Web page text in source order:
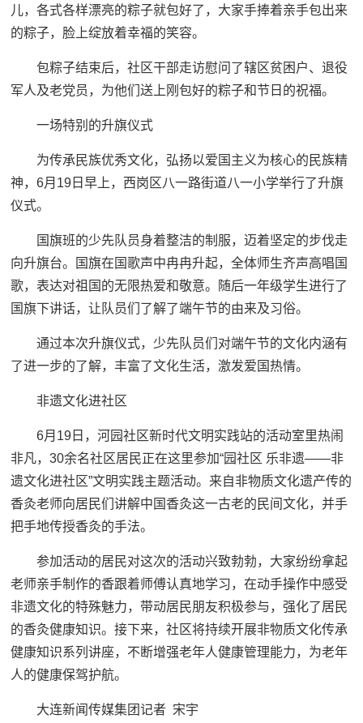
儿，各式各样漂亮的粽子就包好了，大家手捧着亲手包出来
的粽子，脸上绽放着幸福的笑容。
包粽子结束后，社区干部走访慰问了辖区贫困户、退役
军人及老党员，为他们送上刚包好的粽子和节日的祝福。
一场特别的升旗仪式
为传承民族优秀文化，弘扬以爱国主义为核心的民族精
神，6月19日早上，西岗区八一路街道八一小学举行了升旗
仪式。
国旗班的少先队员身着整洁的制服，迈着坚定的步伐走
向升旗台。国旗在国歌声中冉冉升起，全体师生齐声高唱国
歌，表达对祖国的无限热爱和敬意。随后一年级学生进行了
国旗下讲话，让队员们了解了端午节的由来及习俗。
通过本次升旗仪式，少先队员们对端午节的文化内涵有
了进一步的了解，丰富了文化生活，激发爱国热情。
非遗文化进社区
6月19日，河园社区新时代文明实践站的活动室里热闹
非凡，30余名社区居民正在这里参加“园社区 乐非遗——非
遗文化进社区”文明实践主题活动。来自非物质文化遗产传的
香灸老师向居民们讲解中国香灸这一古老的民间文化，并手
把手地传授香灸的手法。
参加活动的居民对这次的活动兴致勃勃，大家纷纷拿起
老师亲手制作的香跟着师傅认真地学习，在动手操作中感受
非遗文化的特殊魅力，带动居民朋友积极参与，强化了居民
的香灸健康知识。接下来，社区将持续开展非物质文化传承
健康知识系列讲座，不断增强老年人健康管理能力，为老年
人的健康保驾护航。
大连新闻传媒集团记者 宋宇